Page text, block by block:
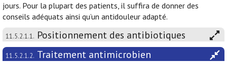
jours. Pour la plupart des patients, il suffira de donner des
conseils adéquats ainsi qu’un antidouleur adapté.
11.5.2.1.1. Positionnement des antibiotiques
11.5.2.1.2. Traitement antimicrobien